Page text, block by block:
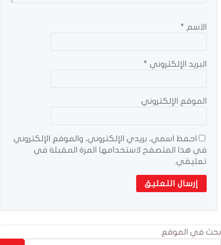
الاسم *
البريد الإلكتروني *
الموقع الإلكتروني
احفظ اسمي، بريدي الإلكتروني، والموقع الإلكتروني
في هذا المتصفح لاستخدامها المرة المقبلة في
تعليقي.
بحث في الموقع